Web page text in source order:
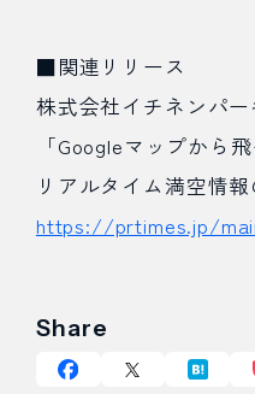
■関連リリース
株式会社イチネンパ
「Googleマップから
リアルタイム満空情報
https://prtimes.jp/
Share